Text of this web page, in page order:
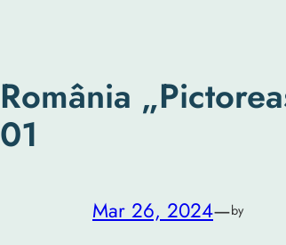
România
01
Mar 26, 2024—by